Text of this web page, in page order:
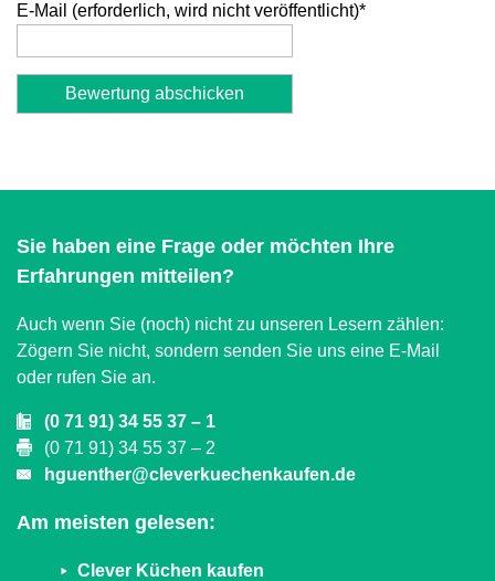
E-Mail (erforderlich, wird nicht veröffentlicht)*
Sie haben eine Frage oder möchten Ihre
Erfahrungen mitteilen?
Auch wenn Sie (noch) nicht zu unseren Lesern zählen:
Zögern Sie nicht, sondern senden Sie uns eine E-Mail
oder rufen Sie an.
(0 71 91) 34 55 37 – 1
(0 71 91) 34 55 37 – 2
hguenther@cleverkuechenkaufen.de
Am meisten gelesen:
Clever Küchen kaufen